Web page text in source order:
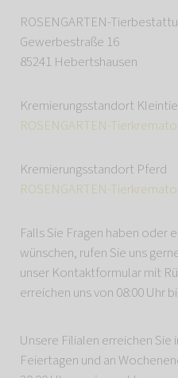
ROSENGARTEN-
Gewerbestraße 16
85241 Hebertshausen
Kremierungsstandort
ROSENGARTEN-
Kremierungsstandort Pferd
ROSENGARTEN-
Falls Sie Fragen haben oder
wünschen, rufen Sie uns
unser Kontaktformular mit
erreichen uns von 08:00 Uhr
Unsere Filialen erreichen Sie
Feiertagen und an